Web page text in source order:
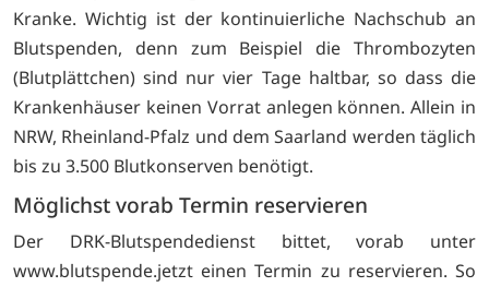
Kranke. Wichtig ist der kontinuierliche Nachschub an
Blutspenden, denn zum Beispiel die Thrombozyten
(Blutplättchen) sind nur vier Tage haltbar, so dass die
Krankenhäuser keinen Vorrat anlegen können. Allein in
NRW, Rheinland-Pfalz und dem Saarland werden täglich
bis zu 3.500 Blutkonserven benötigt.
Möglichst vorab Termin reservieren
Der DRK-Blutspendedienst bittet, vorab unter
www.blutspende.jetzt einen Termin zu reservieren. So